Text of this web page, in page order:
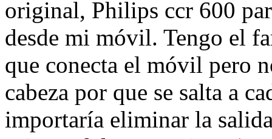
original, Philips ccr 600
desde mi móvil. Tengo el
que conecta el móvil pero
cabeza por que se salta a
importaría eliminar la